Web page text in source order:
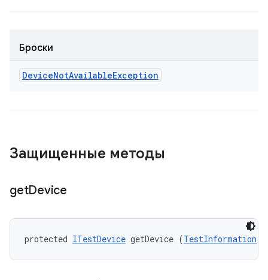
Броски
DeviceNotAvailableException
Защищенные методы
getDevice
protected ITestDevice getDevice (TestInformation